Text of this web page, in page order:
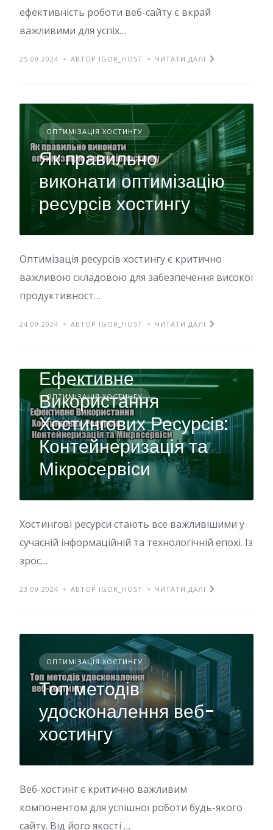
ефективність роботи веб-сайту є вкрай
важливими для успіх…
25.09.2024 АВТОР IGOR_HOST ЧИТАТИ ДАЛІ
ОПТИМІЗАЦІЯ ХОСТИНГУ
Як правильно
виконати оптимізацію
ресурсів хостингу
Оптимізація ресурсів хостингу є критично
важливою складовою для забезпечення високої
продуктивност…
24.09.2024 АВТОР IGOR_HOST ЧИТАТИ ДАЛІ
ОПТИМІЗАЦІЯ ХОСТИНГУ
Ефективне
Використання
Хостингових Ресурсів:
Контейнеризація та
Мікросервіси
Хостингові ресурси стають все важливішими у
сучасній інформаційній та технологічній епохі. Із
зрос…
23.09.2024 АВТОР IGOR_HOST ЧИТАТИ ДАЛІ
ОПТИМІЗАЦІЯ ХОСТИНГУ
Топ методів
удосконалення веб-
хостингу
Веб-хостинг є критично важливим
компонентом для успішної роботи будь-якого
сайту. Від його якості …